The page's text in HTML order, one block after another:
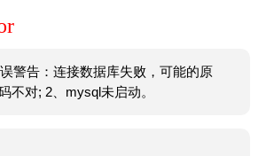
警告：连接数据库失败，可能的原
不对; 2、mysql未启动。